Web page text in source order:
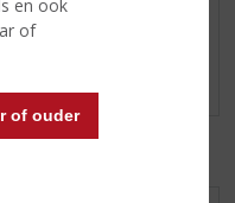
en ook
of
of ouder